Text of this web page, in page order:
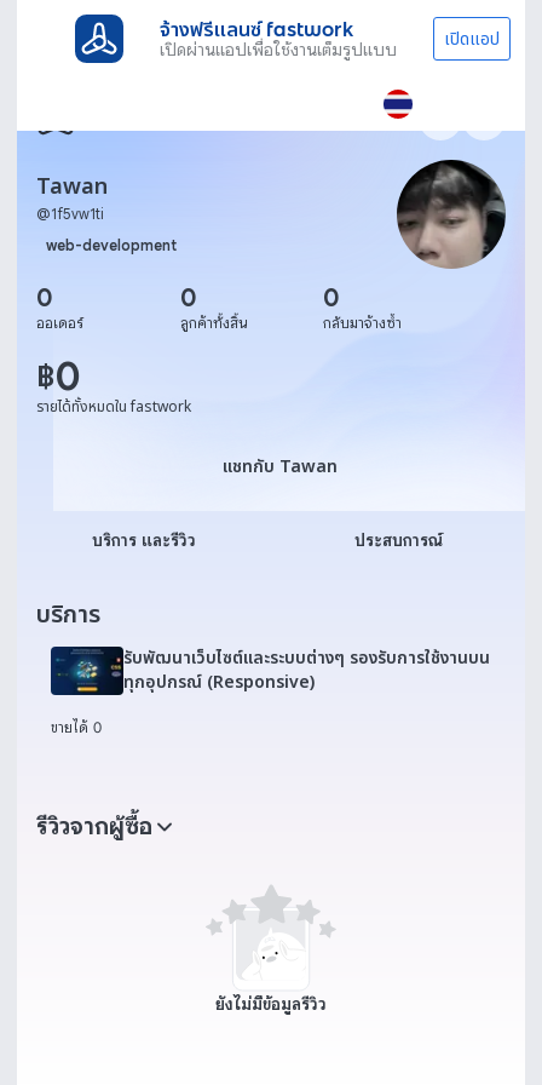
จ้างฟรีแลนซ์ fastwork
เปิดผ่านแอปเพื่อใช้งานเต็มรูปแบบ เปิดแอป
Tawan
@1f5vw1ti
web-development
0
ออเดอร์
0
ลูกค้าทั้งสิ้น
0
กลับมาจ้างซ้ำ
฿0
รายได้ทั้งหมดใน fastwork
แชทกับ Tawanแชทกับ Tawan
บริการ และรีวิว ประสบการณ์
บริการ
รับพัฒนาเว็บไซต์และระบบต่างๆ รองรับการใช้งานบน
ทุกอุปกรณ์ (Responsive)
ขายได้ 0
รีวิวจากผู้ซื้อ
ยังไม่มีข้อมูลรีวิว